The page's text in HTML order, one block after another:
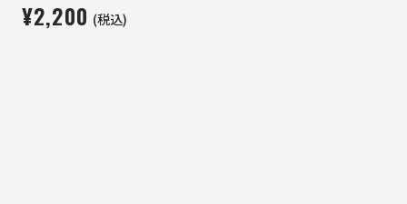
¥2,200 (税込)